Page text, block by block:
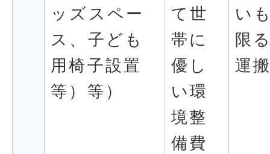
ッズスペー
ス、子ども
用椅子設置
等）等）
て世
帯に
優し
い環
境整
備費
い
限
運